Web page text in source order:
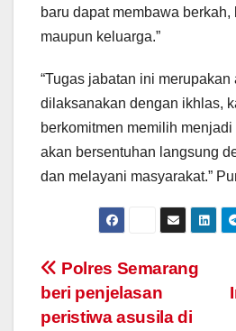
baru dapat membawa
maupun keluarga.”
“Tugas jabatan ini
dilaksanakan dengan ikhlas,
berkomitmen memilih
akan bersentuhan langsung
dan melayani masyarakat.”
Post
navigation
Polres Semarang
beri penjelasan
peristiwa asusila di